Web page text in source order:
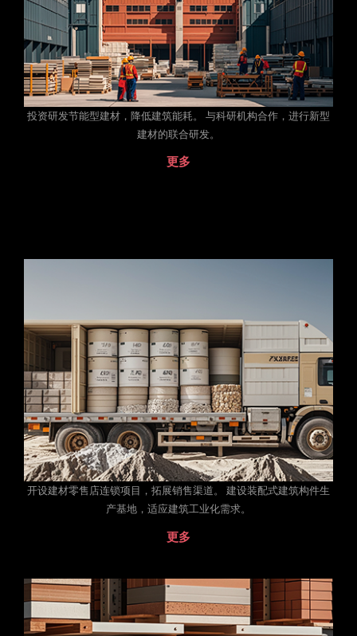
投资研发节能型建材，降低建筑能耗。 与科研机构合作，进行新型
建材的联合研发。
更多
开设建材零售店连锁项目，拓展销售渠道。 建设装配式建筑构件生
产基地，适应建筑工业化需求。
更多